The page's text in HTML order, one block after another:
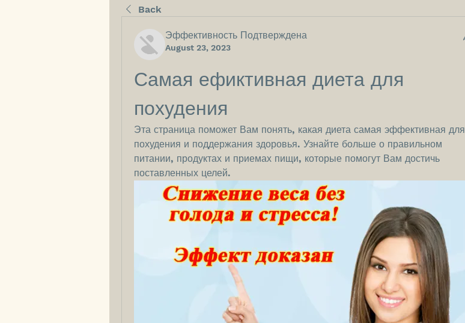
Back
Эффективность Подтверждена
August 23, 2023
Самая ефиктивная диета для
похудения
Эта страница поможет Вам понять, какая диета самая эффективная для
похудения и поддержания здоровья. Узнайте больше о правильном
питании, продуктах и приемах пищи, которые помогут Вам достичь
поставленных целей.